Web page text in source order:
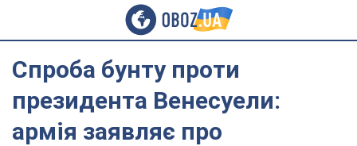
Спроба бунту проти
президента Венесуели:
армія заявляє про